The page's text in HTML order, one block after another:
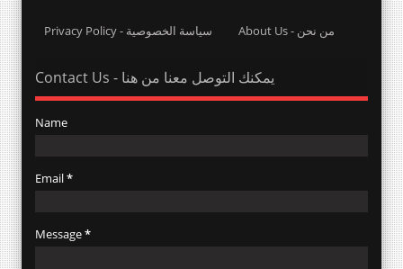
Privacy Policy - سياسة الخصوصية About Us - من نحن
Contact Us - يمكنك التوصل معنا من هنا
Name
Email*
Message*